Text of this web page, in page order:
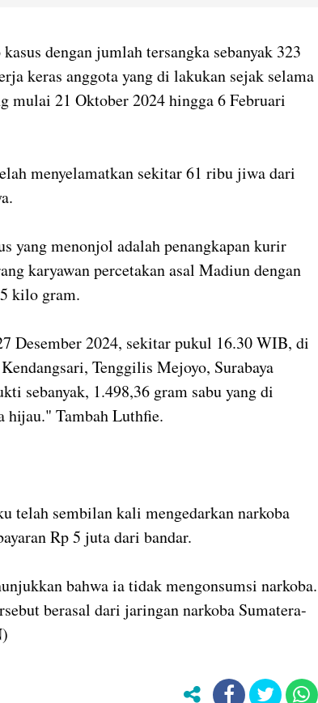
dengan jumlah tersangka sebanyak 323
keras anggota yang di lakukan sejak selama
mulai 21 Oktober 2024 hingga 6 Februari
menyelamatkan sekitar 61 ribu jiwa dari
yang menonjol adalah penangkapan kurir
karyawan percetakan asal Madiun dengan
kilo gram.
Desember 2024, sekitar pukul 16.30 WIB, di
Tenggilis Mejoyo, Surabaya
sebanyak, 1.498,36 gram sabu yang di
hijau." Tambah Luthfie.
telah sembilan kali mengedarkan narkoba
Rp 5 juta dari bandar.
bahwa ia tidak mengonsumsi narkoba.
berasal dari jaringan narkoba Sumatera-